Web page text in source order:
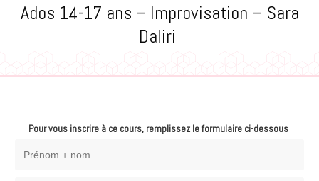
Ados 14-17 ans – Improvisation – Sara
Daliri
Pour vous inscrire à ce cours, remplissez le formulaire ci-dessous